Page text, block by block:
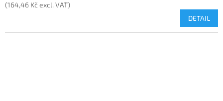
(164,46 Kč excl. VAT)
DETAIL